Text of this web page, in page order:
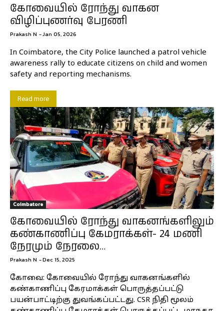
கோவையில் ரோந்து வாகன
விழிப்புணர்வு பேரணி
Prakash N -Jan 05, 2026
In Coimbatore, the City Police launched a patrol vehicle
awareness rally to educate citizens on child and women
safety and reporting mechanisms.
Read more
Coimbatore
கோவையில் ரோந்து வாகனங்களிலும்
கண்காணிப்பு கேமராக்கள்- 24 மணி
நேரமும் நேரலை…
Prakash N -Dec 15, 2025
கோவை: கோவையில் ரோந்து வாகனங்களில்
கண்காணிப்பு கேரமாக்கள் பொருத்தப்பட்டு
பயன்பாட்டிற்கு துவங்கப்பட்டது. CSR நிதி மூலம்